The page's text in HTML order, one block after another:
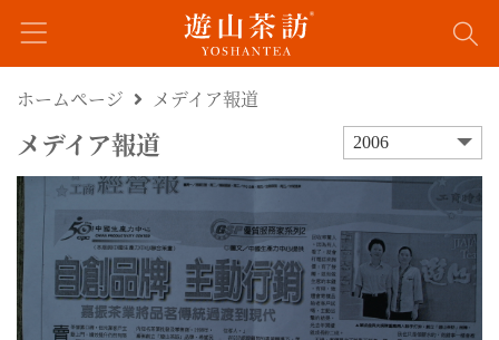
ホームページ メデイア報道
メデイア報道 2006